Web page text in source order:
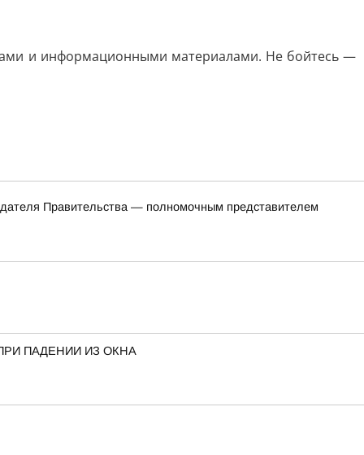
и информационными материалами. Не бойтесь —
Правительства — полномочным представителем
ПАДЕНИИ ИЗ ОКНА